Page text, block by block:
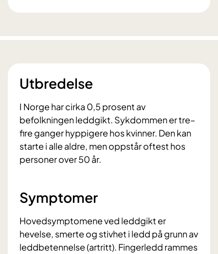
Utbredelse
I Norge har cirka 0,5 prosent av
befolkningen leddgikt. Sykdommen er tre–
fire ganger hyppigere hos kvinner. Den kan
starte i alle aldre, men oppstår oftest hos
personer over 50 år.
Symptomer
Hovedsymptomene ved leddgikt er
hevelse, smerte og stivhet i ledd på grunn av
leddbetennelse (artritt). Fingerledd rammes